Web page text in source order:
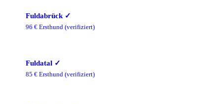
Fuldabrück ✓
96 € Ersthund (verifiziert)
Fuldatal ✓
85 € Ersthund (verifiziert)